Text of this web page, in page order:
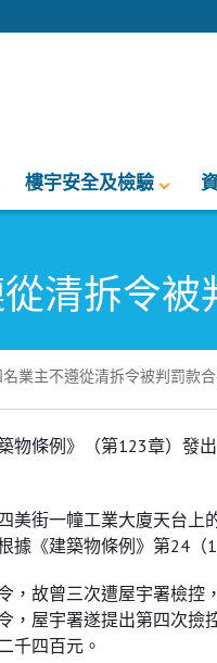
樓宇安全及檢驗
清拆令
名業主不遵從清拆令被判罰款
令被判罰款合
物條例》（第123章）發
美街一幢工業大廈天台
據《建築物條例》第24（
，故曾三次遭屋宇署檢
，屋宇署遂提出第四次
千四百元。